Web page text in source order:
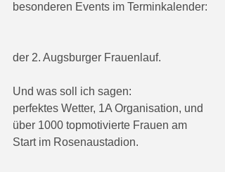
besonderen Events im Terminkalender:
der 2. Augsburger Frauenlauf.
Und was soll ich sagen:
perfektes Wetter, 1A Organisation, und
über 1000 topmotivierte Frauen am
Start im Rosenaustadion.